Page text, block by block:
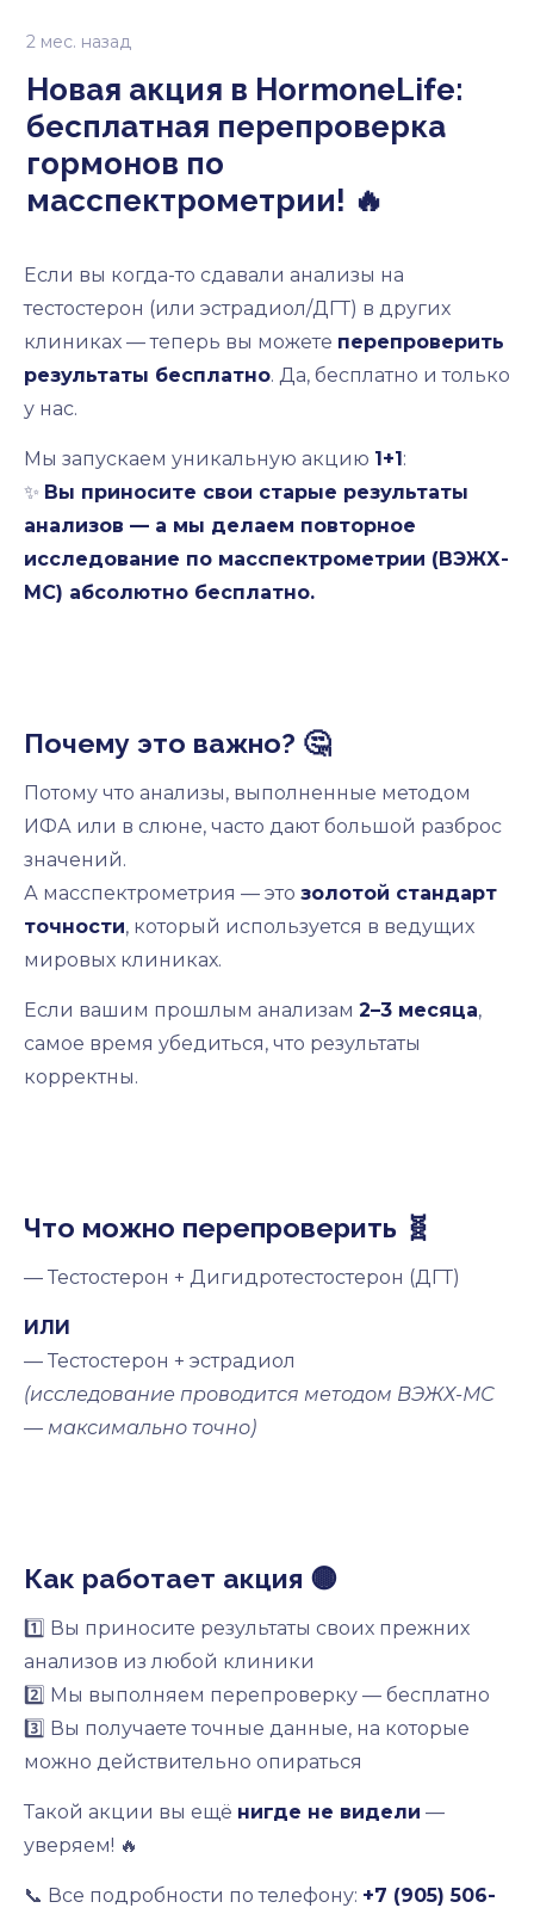
< Новости
< Новая акция в HormoneLife: бесплатная
перепроверка гормонов …
2 мес. назад
Новая акция в HormoneLife:
бесплатная перепроверка
гормонов по
масспектрометрии! 🔥
Если вы когда-то сдавали анализы на
тестостерон (или эстрадиол/ДГТ) в других
клиниках — теперь вы можете перепроверить
результаты бесплатно. Да, бесплатно и только
у нас.
Мы запускаем уникальную акцию 1+1:
✨ Вы приносите свои старые результаты
анализов — а мы делаем повторное
исследование по масспектрометрии (ВЭЖХ-
МС) абсолютно бесплатно.
Почему это важно? 🤔
Потому что анализы, выполненные методом
ИФА или в слюне, часто дают большой разброс
значений.
А масспектрометрия — это золотой стандарт
точности, который используется в ведущих
мировых клиниках.
Если вашим прошлым анализам 2–3 месяца,
самое время убедиться, что результаты
корректны.
Что можно перепроверить 🧬
— Тестостерон + Дигидротестостерон (ДГТ)
ИЛИ
— Тестостерон + эстрадиол
(исследование проводится методом ВЭЖХ-МС
— максимально точно)
Как работает акция 🟡
1️⃣ Вы приносите результаты своих прежних
анализов из любой клиники
2️⃣ Мы выполняем перепроверку — бесплатно
3️⃣ Вы получаете точные данные, на которые
можно действительно опираться
Такой акции вы ещё нигде не видели —
уверяем! 🔥
📞 Все подробности по телефону: +7 (905) 506-